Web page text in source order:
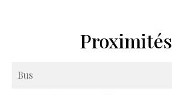
Proximités
Bus